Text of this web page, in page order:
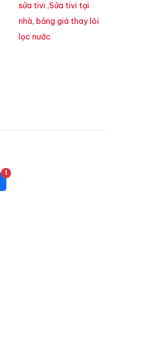
sửa tivi ,Sửa tivi tại
nhà, bảng giá thay lõi
lọc nước
1unread messages